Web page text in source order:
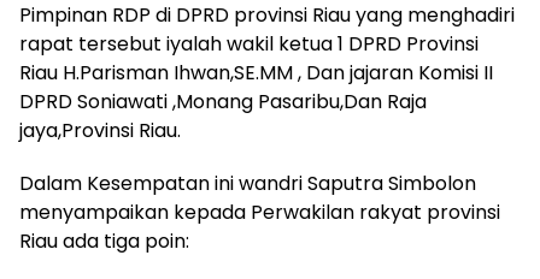
Pimpinan RDP di DPRD provinsi Riau yang menghadiri
rapat tersebut iyalah wakil ketua 1 DPRD Provinsi
Riau H.Parisman Ihwan,SE.MM , Dan jajaran Komisi II
DPRD Soniawati ,Monang Pasaribu,Dan Raja
jaya,Provinsi Riau.
Dalam Kesempatan ini wandri Saputra Simbolon
menyampaikan kepada Perwakilan rakyat provinsi
Riau ada tiga poin: